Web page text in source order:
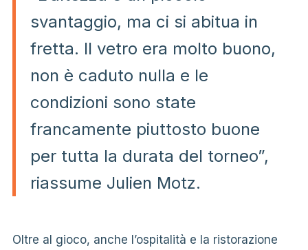
svantaggio, ma ci si abitua in
fretta. Il vetro era molto buono,
non è caduto nulla e le
condizioni sono state
francamente piuttosto buone
per tutta la durata del torneo”,
riassume Julien Motz.
Oltre al gioco, anche l’ospitalità e la ristorazione